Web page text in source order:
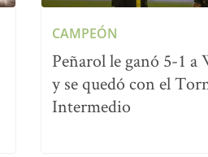
CAMPEÓN
Peñarol le ganó 5-1 a
y se quedó con el
Intermedio